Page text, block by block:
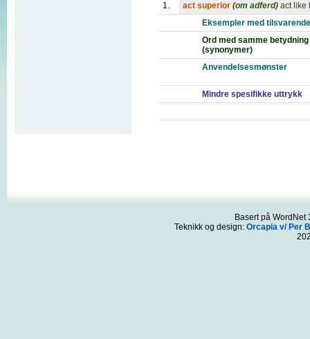
1. act superior (om adferd) act like
Eksempler med
Ord med samme betydning
(synonymer)
Anvendelsesmønster
Mindre spesifikke uttrykk
Basert på
Teknikk og design: Orcapia v/ Per